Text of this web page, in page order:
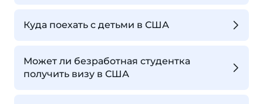
Куда поехать с детьми в США
Может ли безработная студентка
получить визу в США